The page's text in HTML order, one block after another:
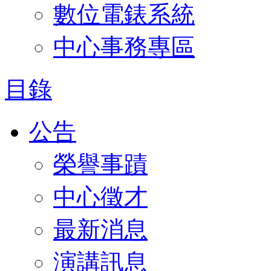
數位電錶系統
中心事務專區
目錄
公告
榮譽事蹟
中心徵才
最新消息
演講訊息